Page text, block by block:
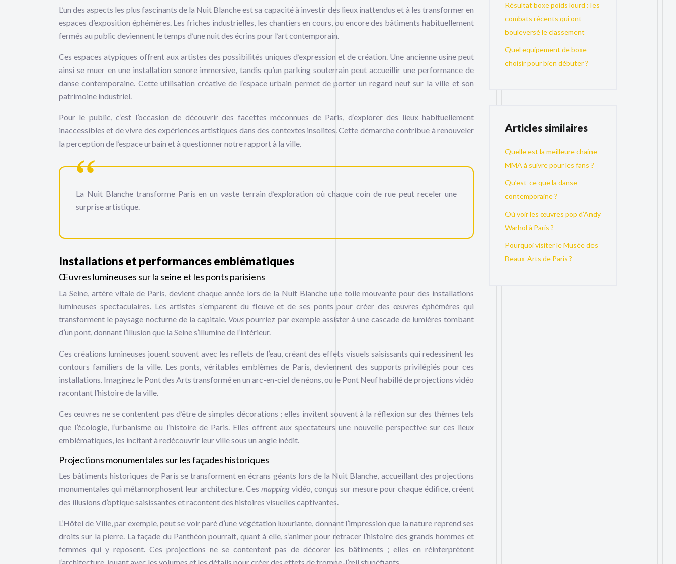
L’un des aspects les plus fascinants de la Nuit Blanche est sa capacité à investir des lieux inattendus et à les transformer en
espaces d’exposition éphémères. Les friches industrielles, les chantiers en cours, ou encore des bâtiments habituellement
fermés au public deviennent le temps d’une nuit des écrins pour l’art contemporain.
Ces espaces atypiques offrent aux artistes des possibilités uniques d’expression et de création. Une ancienne usine peut
ainsi se muer en une installation sonore immersive, tandis qu’un parking souterrain peut accueillir une performance de
danse contemporaine. Cette utilisation créative de l’espace urbain permet de porter un regard neuf sur la ville et son
patrimoine industriel.
Pour le public, c’est l’occasion de découvrir des facettes méconnues de Paris, d’explorer des lieux habituellement
inaccessibles et de vivre des expériences artistiques dans des contextes insolites. Cette démarche contribue à renouveler
la perception de l’espace urbain et à questionner notre rapport à la ville.
La Nuit Blanche transforme Paris en un vaste terrain d’exploration où chaque coin de rue peut receler une
surprise artistique.
Installations et performances emblématiques
Œuvres lumineuses sur la seine et les ponts parisiens
La Seine, artère vitale de Paris, devient chaque année lors de la Nuit Blanche une toile mouvante pour des installations
lumineuses spectaculaires. Les artistes s’emparent du fleuve et de ses ponts pour créer des œuvres éphémères qui
transforment le paysage nocturne de la capitale. Vouspourriez par exemple assister à une cascade de lumières tombant
d’un pont, donnant l’illusion que la Seine s’illumine de l’intérieur.
Ces créations lumineuses jouent souvent avec les reflets de l’eau, créant des effets visuels saisissants qui redessinent les
contours familiers de la ville. Les ponts, véritables emblèmes de Paris, deviennent des supports privilégiés pour ces
installations. Imaginez le Pont des Arts transformé en un arc-en-ciel de néons, ou le Pont Neuf habillé de projections vidéo
racontant l’histoire de la ville.
Ces œuvres ne se contentent pas d’être de simples décorations ; elles invitent souvent à la réflexion sur des thèmes tels
que l’écologie, l’urbanisme ou l’histoire de Paris. Elles offrent aux spectateurs une nouvelle perspective sur ces lieux
emblématiques, les incitant à redécouvrir leur ville sous un angle inédit.
Projections monumentales sur les façades historiques
Les bâtiments historiques de Paris se transforment en écrans géants lors de la Nuit Blanche, accueillant des projections
monumentales qui métamorphosent leur architecture. Cesmapping vidéo, conçus sur mesure pour chaque édifice, créent
des illusions d’optique saisissantes et racontent des histoires visuelles captivantes.
L’Hôtel de Ville, par exemple, peut se voir paré d’une végétation luxuriante, donnant l’impression que la nature reprend ses
droits sur la pierre. La façade du Panthéon pourrait, quant à elle, s’animer pour retracer l’histoire des grands hommes et
femmes qui y reposent. Ces projections ne se contentent pas de décorer les bâtiments ; elles en réinterprètent
Résultat boxe poids lourd : les
combats récents qui ont
bouleversé le classement
Quel equipement de boxe
choisir pour bien débuter ?
Articles similaires
Quelle est la meilleure chaine
MMA à suivre pour les fans ?
Qu’est-ce que la danse
contemporaine ?
Où voir les œuvres pop d’Andy
Warhol à Paris ?
Pourquoi visiter le Musée des
Beaux-Arts de Paris ?